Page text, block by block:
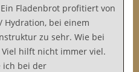
Fladenbrot profitiert von
Hydration, bei einem
zu sehr. Wie bei
hilft nicht immer viel.
ich bei der